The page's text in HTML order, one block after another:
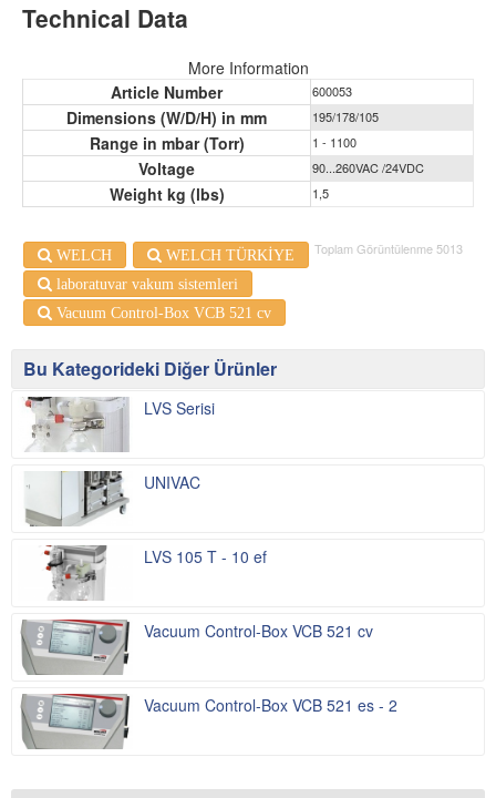
Technical Data
More Information
Article Number
600053
Dimensions (W/D/H) in mm 195/178/105
Range in mbar (Torr) 1 - 1100
Voltage 90...260VAC /24VDC
Weight kg (lbs) 1,5
Toplam Görüntülenme 5013
WELCH
WELCH TÜRKİYE
laboratuvar vakum sistemleri
Vacuum Control-Box VCB 521 cv
Bu Kategorideki Diğer Ürünler
LVS Serisi
UNIVAC
LVS 105 T - 10 ef
Vacuum Control-Box VCB 521 cv
Vacuum Control-Box VCB 521 es - 2